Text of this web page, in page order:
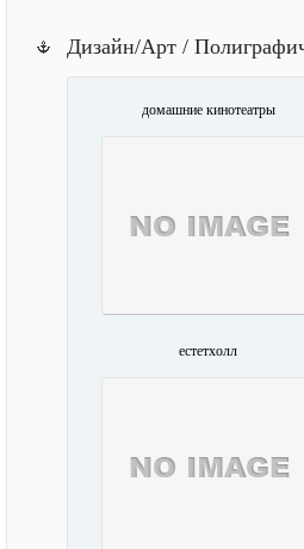
Дизайн/Арт /
домашние кинотеатры
естетхолл